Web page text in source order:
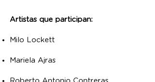
Artistas que participan:
Milo Lockett
Mariela Ajras